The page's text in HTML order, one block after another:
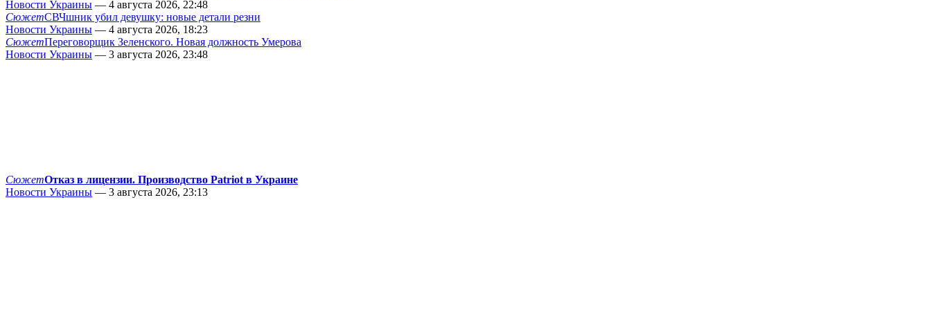
Новости Украины — 4 августа 2026, 22:48
СюжетСВЧшник убил девушку: новые детали резни
Новости Украины — 4 августа 2026, 18:23
СюжетПереговорщик Зеленского. Новая должность Умерова
Новости Украины — 3 августа 2026, 23:48
СюжетОтказ в лицензии. Производство Patriot в Украине
Новости Украины — 3 августа 2026, 23:13